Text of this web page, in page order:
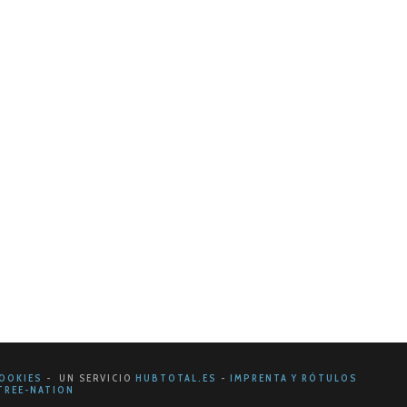
- UN SERVICIO HUBTOTAL.ES - IMPRENTA Y RÓTULOS
NATION